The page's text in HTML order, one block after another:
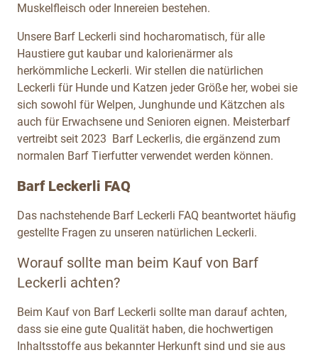
Muskelfleisch oder Innereien bestehen.
Unsere Barf Leckerli sind hocharomatisch, für alle
Haustiere gut kaubar und kalorienärmer als
herkömmliche Leckerli. Wir stellen die natürlichen
Leckerli für Hunde und Katzen jeder Größe her, wobei sie
sich sowohl für Welpen, Junghunde und Kätzchen als
auch für Erwachsene und Senioren eignen. Meisterbarf
vertreibt seit 2023 Barf Leckerlis, die ergänzend zum
normalen Barf Tierfutter verwendet werden können.
Barf Leckerli FAQ
Das nachstehende Barf Leckerli FAQ beantwortet häufig
gestellte Fragen zu unseren natürlichen Leckerli.
Worauf sollte man beim Kauf von Barf
Leckerli achten?
Beim Kauf von Barf Leckerli sollte man darauf achten,
dass sie eine gute Qualität haben, die hochwertigen
Inhaltsstoffe aus bekannter Herkunft sind und sie aus